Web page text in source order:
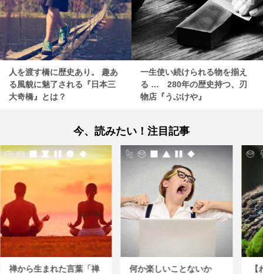
人を渡す橋に歴史あり。 趣あ
る風貌に魅了される『日本三
大奇橋』とは？
一生使い続けられる物を揃え
る … 280年の歴史持つ、刃
物店『うぶけや』
今、読みたい！注目記事
禅から生まれた言葉「禅
何か楽しいことないか